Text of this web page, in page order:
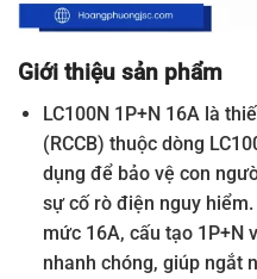
Giới thiệu sản phẩm
LC100N 1P+N 16A là
(RCCB) thuộc dòng
dụng để bảo vệ con
sự cố rò điện nguy
mức 16A, cấu tạo 1P+N
nhanh chóng, giúp ngắt